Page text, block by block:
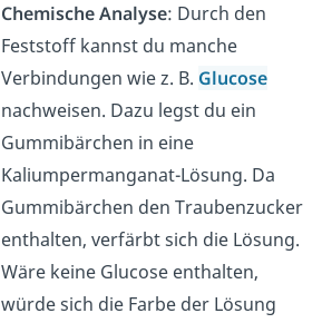
Chemische Analyse: Durch den
Feststoff kannst du manche
Verbindungen wie z. B. Glucose
nachweisen. Dazu legst du ein
Gummibärchen in eine
Kaliumpermanganat-Lösung. Da
Gummibärchen den Traubenzucker
enthalten, verfärbt sich die Lösung.
Wäre keine Glucose enthalten,
würde sich die Farbe der Lösung